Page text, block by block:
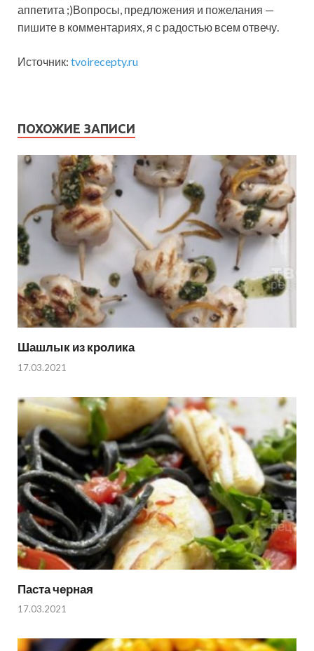
аппетита ;)Вопросы, предложения и пожелания —
пишите в комментариях, я с радостью всем отвечу.
Источник: tvoirecepty.ru
ПОХОЖИЕ ЗАПИСИ
Шашлык из кролика
17.03.2021
Паста черная
17.03.2021